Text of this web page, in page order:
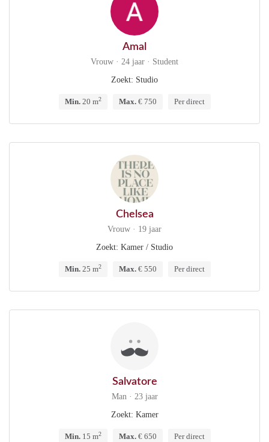
Amal
Vrouw · 24 jaar · Student
Zoekt: Studio
Min.20 m2 Max.€ 750 Per direct
Chelsea
Vrouw · 19 jaar
Zoekt: Kamer / Studio
Min.25 m2 Max.€ 550 Per direct
Salvatore
Man · 23 jaar
Zoekt: Kamer
Min.15 m2 Max.€ 650 Per direct